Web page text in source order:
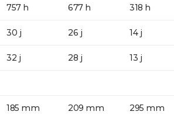
757 h 677 h 318 h
30 j 26 j 14 j
32 j 28 j 13 j
185 mm 209 mm 295 mm